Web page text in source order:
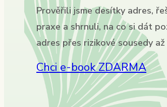
Prověřili jsme desítky adres,
praxe a shrnuli, na co si dát
adres přes rizikové sousedy
Chci e-book ZDARMA